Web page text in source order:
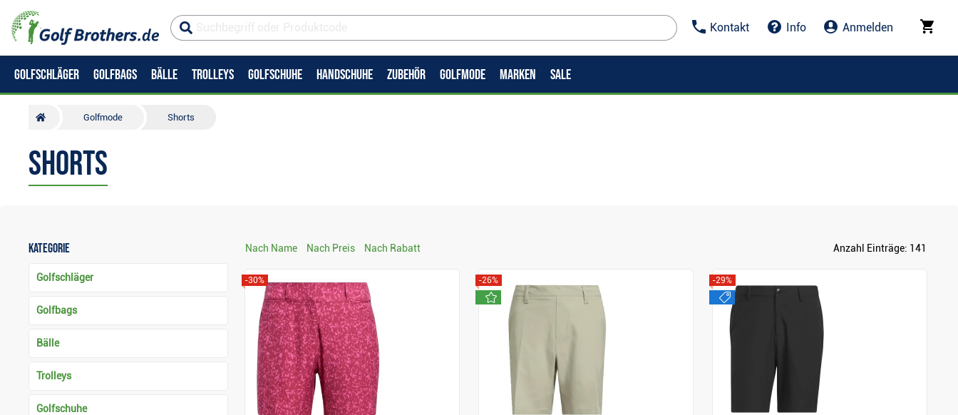
Kontakt Info Anmelden
GOLFSCHLÄGER GOLFBAGS BÄLLE TROLLEYS GOLFSCHUHE HANDSCHUHE ZUBEHÖR GOLFMODE MARKEN SALE
Golfmode Shorts
Shorts
Nach Name Nach Preis Nach Rabatt Anzahl Einträge: 141
-30%
Anzeigen
-26%
neu
Anzeigen
-29%
Anzeigen
Kategorie
Golfschläger
Golfbags
Bälle
Trolleys
Golfschuhe